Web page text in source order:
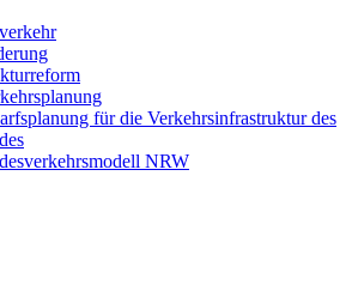
für die Verkehrsinfrastruktur des
NRW